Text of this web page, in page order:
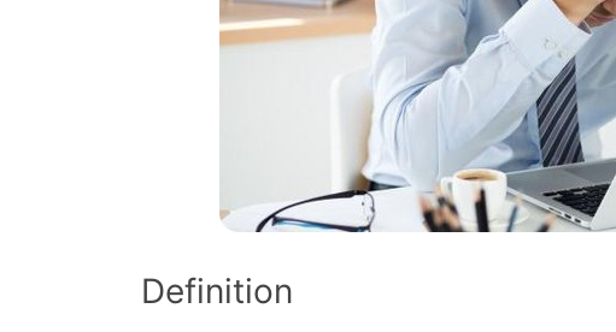
Definition